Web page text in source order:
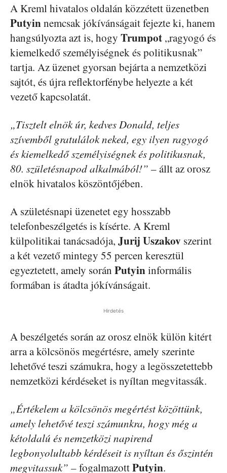
A Kreml hivatalos oldalán közzétett üzenetben
Putyinnemcsak jókívánságait fejezte ki, hanem
hangsúlyozta azt is, hogy Trumpot „ragyogó és
kiemelkedő személyiségnek és politikusnak”
tartja. Az üzenet gyorsan bejárta a nemzetközi
sajtót, és újra reflektorfénybe helyezte a két
vezető kapcsolatát.
„Tisztelt elnök úr, kedves Donald, teljes
szívemből gratulálok neked, egy ilyen ragyogó
és kiemelkedő személyiségnek és politikusnak,
80. születésnapod alkalmából!” – állt az orosz
elnök hivatalos köszöntőjében.
A születésnapi üzenetet egy hosszabb
telefonbeszélgetés is kísérte. A Kreml
külpolitikai tanácsadója, Jurij Uszakov szerint
a két vezető mintegy 55 percen keresztül
egyeztetett, amely során Putyininformális
formában is átadta jókívánságait.
Hirdetés
A beszélgetés során az orosz elnök külön kitért
arra a kölcsönös megértésre, amely szerinte
lehetővé teszi számukra, hogy a legösszetettebb
nemzetközi kérdéseket is nyíltan megvitassák.
„Értékelem a kölcsönös megértést közöttünk,
amely lehetővé teszi számunkra, hogy még a
kétoldalú és nemzetközi napirend
legbonyolultabb kérdéseit is nyíltan és őszintén
megvitassuk” – fogalmazottPutyin.